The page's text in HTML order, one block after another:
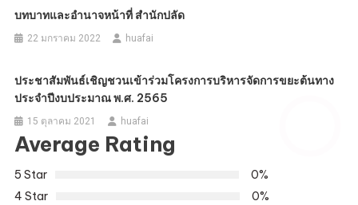
บทบาทและอำนาจหน้าที่ สำนักปลัด
22 มกราคม 2022 huafai
ประชาสัมพันธ์เชิญชวนเข้าร่วมโครงการบริหารจัดการขยะต้นทาง
ประจำปีงบประมาณ พ.ศ. 2565
15 ตุลาคม 2021 huafai
Average Rating
5 Star
0%
4 Star
0%